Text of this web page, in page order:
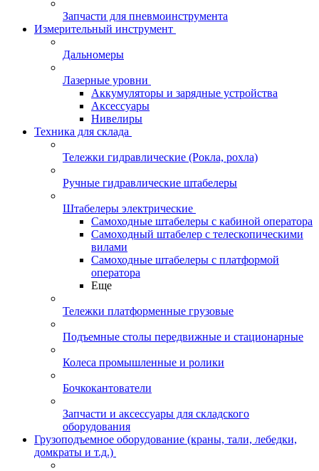
Запчасти для пневмоинструмента
Измерительный инструмент
Дальномеры
Лазерные уровни
Аккумуляторы и зарядные устройства
Аксессуары
Нивелиры
Техника для склада
Тележки гидравлические (Рокла, рохла)
Ручные гидравлические штабелеры
Штабелеры электрические
Самоходные штабелеры с кабиной оператора
Самоходный штабелер с телескопическими
вилами
Самоходные штабелеры с платформой
оператора
Еще
Тележки платформенные грузовые
Подъемные столы передвижные и стационарные
Колеса промышленные и ролики
Бочкокантователи
Запчасти и аксессуары для складского
оборудования
Грузоподъемное оборудование (краны, тали, лебедки,
домкраты и т.д.)